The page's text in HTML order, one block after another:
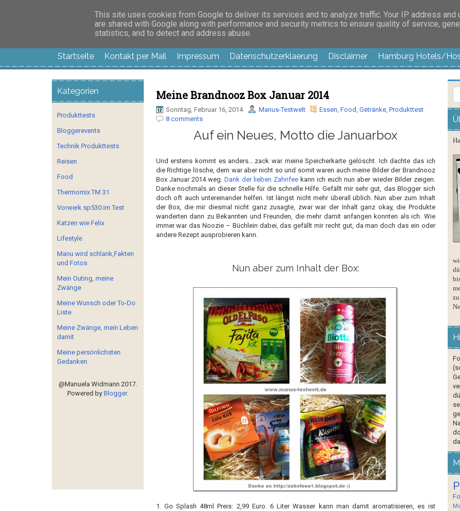
Manus Testwelt, alles außer langweilig
Startseite Kontakt per Mail Impressum Datenschutzerklaerung Disclaimer Hamburg Hotels/
Meine Brandnooz Box Januar 2014
Sonntag, Februar 16, 2014 Manus-Testwelt Essen, Food, Getränke, Produkttest
8 comments
Auf ein Neues, Motto die Januarbox
Und erstens kommt es anders….zack war meine Speicherkarte gelöscht. Ich dachte das ich
die Richtige lösche, dem war aber nicht so und somit waren auch meine Bilder der Brandnooz
Box Januar 2014 weg. Dank der lieben Zahnfee kann ich euch nun aber wieder Bilder zeigen.
Danke nochmals an dieser Stelle für die schnelle Hilfe. Gefällt mir sehr gut, das Blogger sich
doch oft auch untereinander helfen. Ist längst nicht mehr überall üblich. Nun aber zum Inhalt
der Box, die mir diesmal nicht ganz zusagte, zwar war der Inhalt ganz okay, die Produkte
wanderten dann zu Bekannten und Freunden, die mehr damit anfangen konnten als ich. Wie
immer war das Noozie – Büchlein dabei, das gefällt mir recht gut, da man doch das ein oder
andere Rezept ausprobieren kann.
Nun aber zum Inhalt der Box:
1. Go Splash 48ml Preis: 2,99 Euro. 6 Liter Wasser kann man damit aromatisieren, es ist
Kategorien
Produkttests
Bloggerevents
Technik Produkttests
Reisen
Food
Thermomix TM 31
Vorwerk sp530 im Test
Katzen wie Felix
Lifestyle
Manu wird schlank,Fakten
und Fotos
Mein Outing, meine
Zwänge
Meine Wunsch oder To-Do
Liste
Meine Zwänge, mein Leben
damit
Meine persönlichsten
Gedanken
@Manuela Widmann 2017.
Powered by Blogger.
This site uses cookies from Google to deliver its services and to analyze traffic. Your IP address and
are shared with Google along with performance and security metrics to ensure quality of service,
statistics, and to detect and address abuse.